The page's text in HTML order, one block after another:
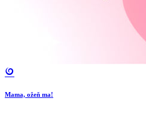
Mama, ožeň ma!